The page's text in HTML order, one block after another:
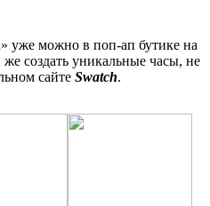
уже можно в поп-ап бутике на
создать уникальные часы, не
сайте Swatch.